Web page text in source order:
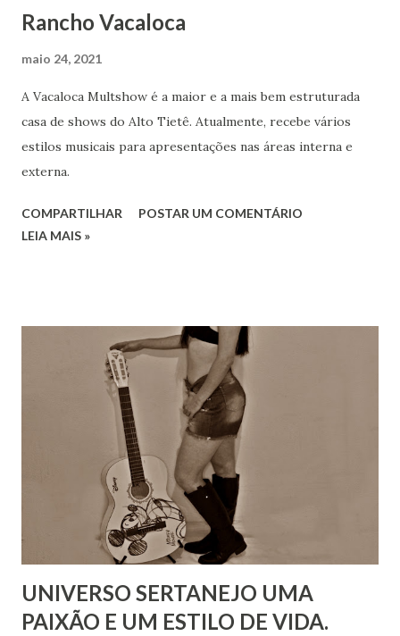
Rancho Vacaloca
maio 24, 2021
A Vacaloca Multshow é a maior e a mais bem estruturada
casa de shows do Alto Tietê. Atualmente, recebe vários
estilos musicais para apresentações nas áreas interna e
externa.
COMPARTILHAR
POSTAR UM COMENTÁRIO
LEIA MAIS »
UNIVERSO SERTANEJO UMA
PAIXÃO E UM ESTILO DE VIDA.